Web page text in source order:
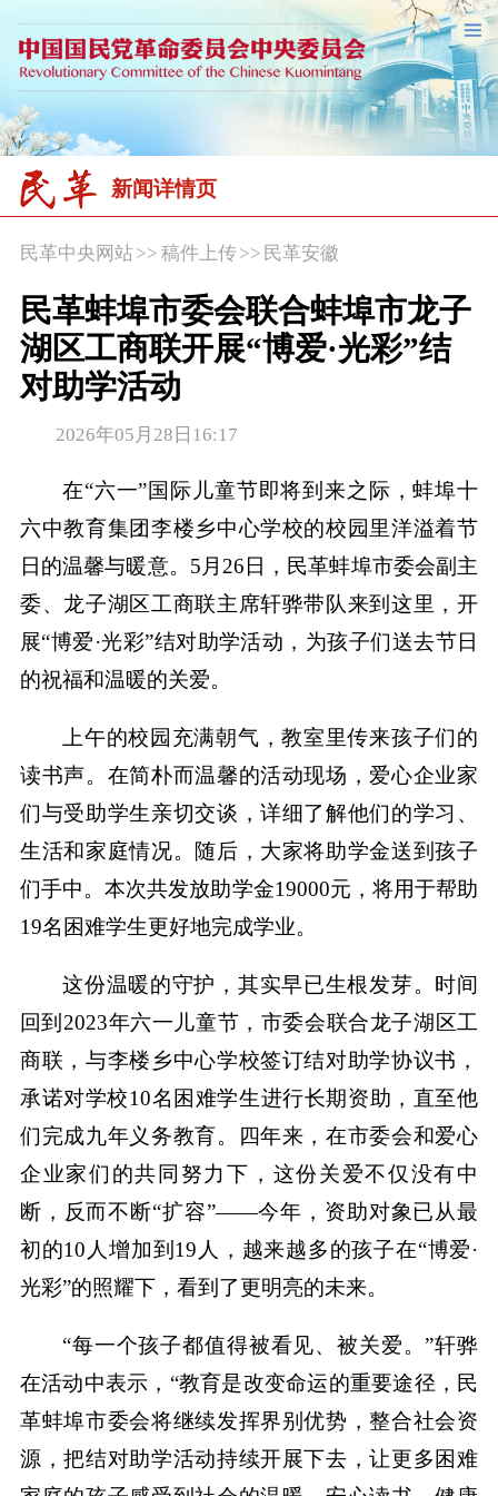
新闻详情页
民革中央网站>> 稿件上传 >> 民革安徽
民革蚌埠市委会联合蚌埠市龙子
湖区工商联开展“博爱·光彩”结
对助学活动
2026年05月28日16:17
在“六一”国际儿童节即将到来之际，蚌埠十
六中教育集团李楼乡中心学校的校园里洋溢着节
日的温馨与暖意。5月26日，民革蚌埠市委会副主
委、龙子湖区工商联主席轩骅带队来到这里，开
展“博爱·光彩”结对助学活动，为孩子们送去节日
的祝福和温暖的关爱。
上午的校园充满朝气，教室里传来孩子们的
读书声。在简朴而温馨的活动现场，爱心企业家
们与受助学生亲切交谈，详细了解他们的学习、
生活和家庭情况。随后，大家将助学金送到孩子
们手中。本次共发放助学金19000元，将用于帮助
19名困难学生更好地完成学业。
这份温暖的守护，其实早已生根发芽。时间
回到2023年六一儿童节，市委会联合龙子湖区工
商联，与李楼乡中心学校签订结对助学协议书，
承诺对学校10名困难学生进行长期资助，直至他
们完成九年义务教育。四年来，在市委会和爱心
企业家们的共同努力下，这份关爱不仅没有中
断，反而不断“扩容”——今年，资助对象已从最
初的10人增加到19人，越来越多的孩子在“博爱·
光彩”的照耀下，看到了更明亮的未来。
“每一个孩子都值得被看见、被关爱。”轩骅
在活动中表示，“教育是改变命运的重要途径，民
革蚌埠市委会将继续发挥界别优势，整合社会资
源，把结对助学活动持续开展下去，让更多困难